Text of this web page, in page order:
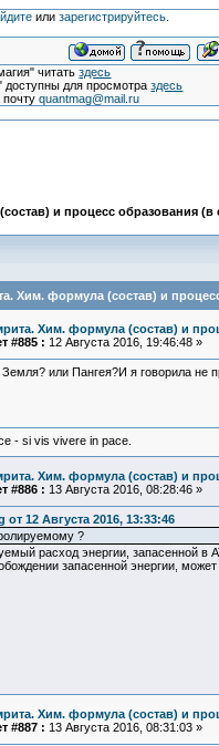
или зарегистрируйтесь.
читатьздесь
доступны для просмотраздесь
почтуquantmag@mail.ru
и процесс образования (в
Хим. формула (состав) и
Хим. формула (состав) и
#885 : 12 Августа 2016, 19:46:48 »
или Пангея?И я говорила не
- si vis vivere in pace.
Хим. формула (состав) и
#886 : 13 Августа 2016, 08:28:46 »
от 12 Августа 2016, 13:33:46
?
расход энергии, запасенной в
запасенной энергии,
Хим. формула (состав) и
#887 : 13 Августа 2016, 08:31:03 »